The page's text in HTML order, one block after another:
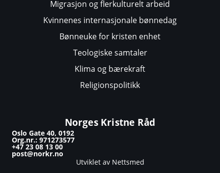
Migrasjon og flerkulturelt arbeid
Kvinnenes internasjonale bønnedag
Bønneuke for kristen enhet
Teologiske samtaler
Klima og bærekraft
Religionspolitikk
Norges Kristne Råd
Oslo Gate 40, 0192
Org.nr.: 971273577
+47 23 08 13 00
post@norkr.no
Utviklet av Nettsmed